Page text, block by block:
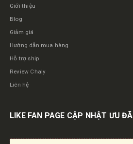
Giới thiệu
Blog
Giảm giá
Hướng dẫn mua hàng
Hỗ trợ ship
Review Chaly
Liên hệ
LIKE FAN PAGE CẬP NHẬT ƯU ĐÃI